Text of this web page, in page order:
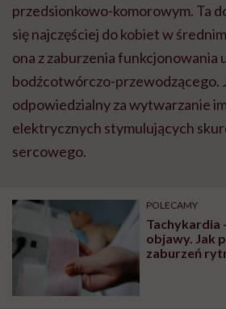
przedsionkowo-komorowym. Ta
się najczęściej do kobiet w
ona z zaburzenia funkcjonowania
bodźcotwórczo-przewodzącego.
odpowiedzialny za wytwarzanie
elektrycznych stymulujących
sercowego.
POLECAMY
Tachykardia
objawy. Jak
zaburzeń